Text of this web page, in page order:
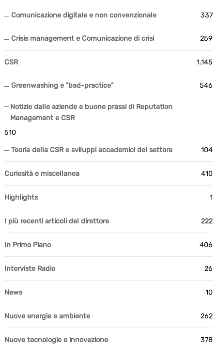
Comunicazione digitale e non convenzionale 337
Crisis management e Comunicazione di crisi 259
CSR 1.145
Greenwashing e "bad-practice" 546
Notizie dalle aziende e buone prassi di Reputation
Management e CSR
510
Teoria della CSR e sviluppi accademici del settore 104
Curiosità e miscellanea 410
Highlights 1
I più recenti articoli del direttore 222
In Primo Piano 406
Interviste Radio 26
News 10
Nuove energie e ambiente 262
Nuove tecnologie e innovazione 378